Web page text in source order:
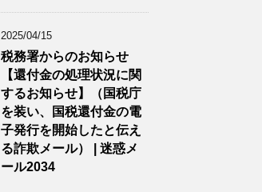
2025/04/15
税務署からのお知らせ
【還付金の処理状況に関
するお知らせ】（国税庁
を装い、国税還付金の電
子発行を開始したと伝え
る詐欺メール） | 迷惑メ
ール2034